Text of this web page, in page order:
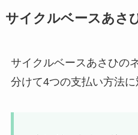
サイクルベースあさ
サイクルベースあさひの
分けて4つの支払い方法に